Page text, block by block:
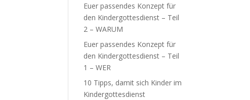
Euer passendes Konzept für
den Kindergottesdienst – Teil
2 – WARUM
Euer passendes Konzept für
den Kindergottesdienst – Teil
1 – WER
10 Tipps, damit sich Kinder im
Kindergottesdienst